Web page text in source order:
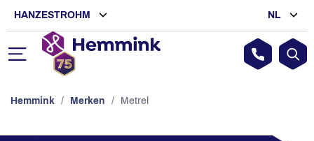
HANZESTROHM NL
Hemmink / Merken / Metrel